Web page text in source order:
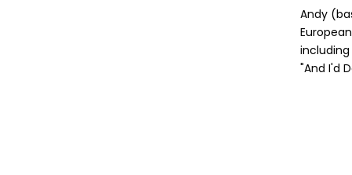
Andy
"And I'd